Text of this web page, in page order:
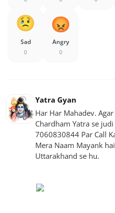
Sad
0
Angry
0
Yatra Gyan
Har Har Mahadev.
Chardham Yatra se
7060830844 Par Call
Mera Naam Mayank
Uttarakhand se hu.